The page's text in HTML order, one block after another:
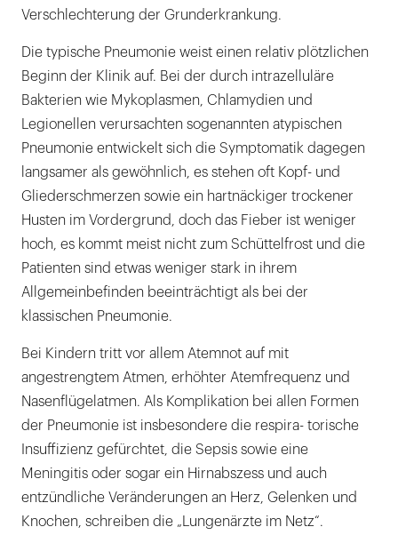
Verschlechterung der Grunderkrankung.
Die typische Pneumonie weist einen relativ plötzlichen
Beginn der Klinik auf. Bei der durch intrazelluläre
Bakterien wie Mykoplasmen, Chlamydien und
Legionellen verursachten sogenannten atypischen
Pneumonie entwickelt sich die Symptomatik dagegen
langsamer als gewöhnlich, es stehen oft Kopf- und
Gliederschmerzen sowie ein hartnäckiger trockener
Husten im Vordergrund, doch das Fieber ist weniger
hoch, es kommt meist nicht zum Schüttelfrost und die
Patienten sind etwas weniger stark in ihrem
Allgemeinbefinden beeinträchtigt als bei der
klassischen Pneumonie.
Bei Kindern tritt vor allem Atemnot auf mit
angestrengtem Atmen, erhöhter Atemfrequenz und
Nasenflügelatmen. Als Komplikation bei allen Formen
der Pneumonie ist insbesondere die respira- torische
Insuffizienz gefürchtet, die Sepsis sowie eine
Meningitis oder sogar ein Hirnabszess und auch
entzündliche Veränderungen an Herz, Gelenken und
Knochen, schreiben die „Lungenärzte im Netz“.